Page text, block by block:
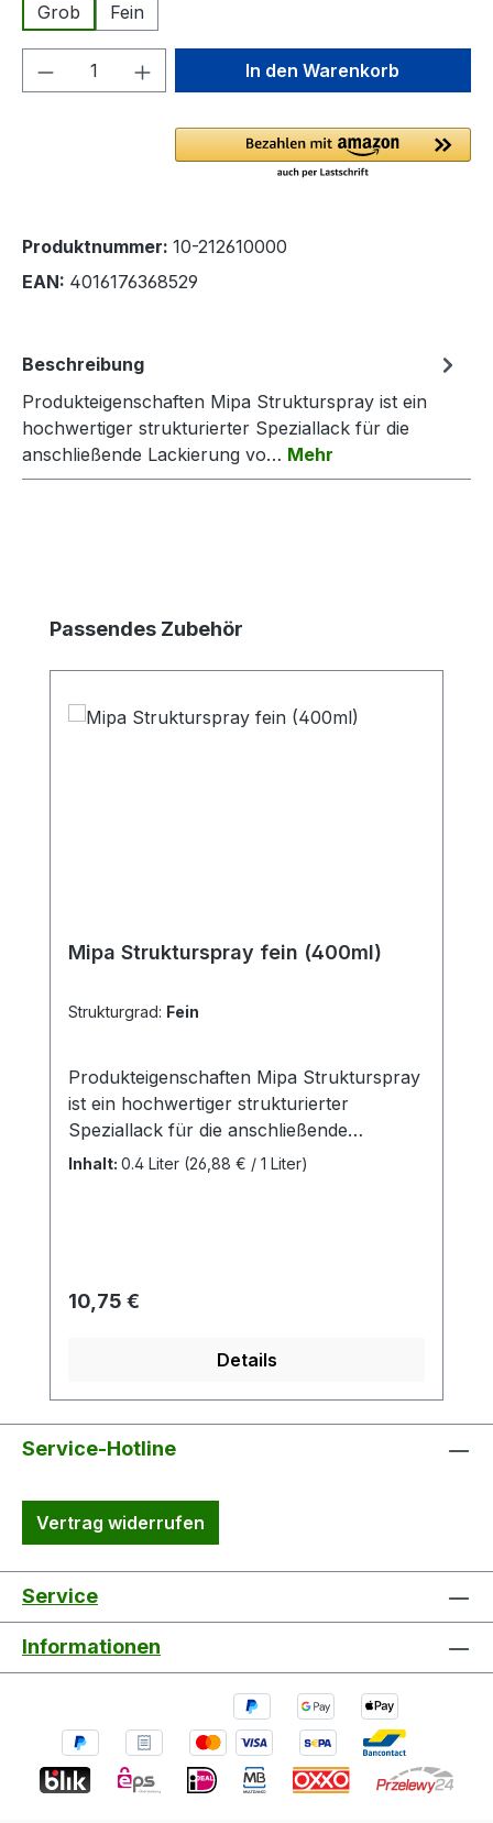
Grob
Fein
Produkt Anzahl: Gib denIn den Warenkorb
Produktnummer: 10-212610000
EAN: 4016176368529
Beschreibung
Produkteigenschaften Mipa Strukturspray ist ein
hochwertiger strukturierter Speziallack für die
anschließende Lackierung vo… Mehr
Produktgalerie überspringen
Passendes Zubehör
Mipa Strukturspray fein (400ml)
Strukturgrad: Fein
Produkteigenschaften Mipa Strukturspray
ist ein hochwertiger strukturierter
Speziallack für die anschließende
Lackierung von Kunststoffteilen.
Hervorragende Haftung Schnell
trocknend Überlackierbar mit Mipa 1K-
strukturierte Oberfläche
Farbton:transparent Strukturierung: fein
Untergrund im PKW-Bereich übliche
PP/EPDM Vorbereitung Dose vor
Gebrauch 1 - 2 min kräftig schütteln!
cm2 - 3 Spritzgänge, Trockenschichtdicke
30 - 40 μm 3 - 5 min zwischen den
Spraydose auf den Kopf stellen und Düse
Eintrocknen des Lackmaterials im
Düsenkopf Trockenzeiten bei 20 °C
Staubtrocken nach ca. 5 - 10 min
Überlackierbar nach ca. 10 min VOC-
Inhalt: 0.4 Liter (26,88 € / 1 Liter)
Regulärer Preis:
10,75 €
Details
Service-Hotline
Vertrag widerrufen
Service
Informationen